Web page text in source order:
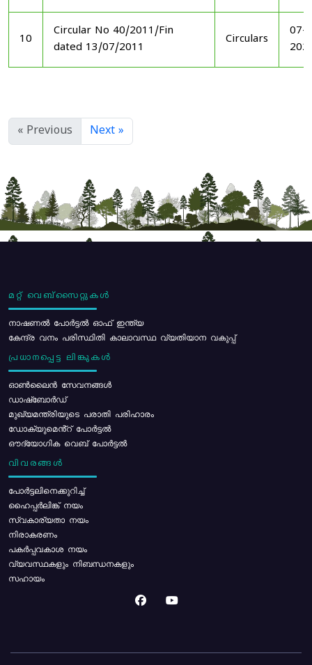
10
Circular No 40/2011/Fin
dated 13/07/2011
Circulars
07-
« Previous Next »
മറ്റ് വെബ്സൈറ്റുകൾ
നാഷണൽ പോർട്ടൽ ഓഫ് ഇന്ത്യ
കേന്ദ്ര വനം പരിസ്ഥിതി കാലാവസ്ഥ വ്യതിയാന വകുപ്പ്
പ്രധാനപ്പെട്ട ലിങ്കുകൾ
ഓൺലൈൻ സേവനങ്ങൾ
ഡാഷ്ബോർഡ്
മുഖ്യമന്ത്രിയുടെ പരാതി പരിഹാരം
ഡോക്യുമെൻ്റ് പോർട്ടൽ
ഔദ്യോഗിക വെബ് പോർട്ടൽ
വിവരങ്ങൾ
പോര്‍ട്ടലിനെക്കുറിച്ച്
ഹൈപ്പർലിങ്ക് നയം
സ്വകാര്യതാ നയം
നിരാകരണം
പകർപ്പവകാശ നയം
വ്യവസ്ഥകളും നിബന്ധനകളും
സഹായം